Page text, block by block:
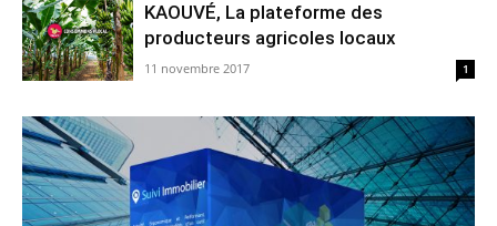
KAOUVÉ, La plateforme des
producteurs agricoles locaux
11 novembre 2017 1